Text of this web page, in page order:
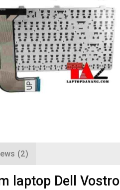
(2)
laptop Dell